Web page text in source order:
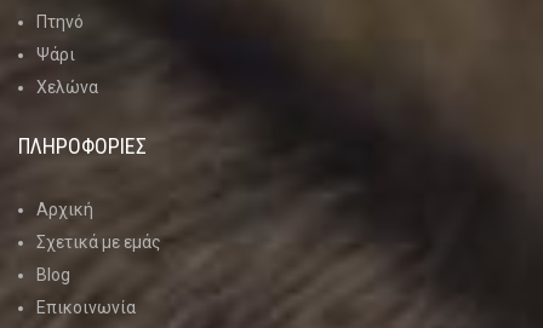
Πτηνό
Ψάρι
Χελώνα
ΠΛΗΡΟΦΟΡΙΕΣ
Αρχική
Σχετικά με εμάς
Blog
Επικοινωνία